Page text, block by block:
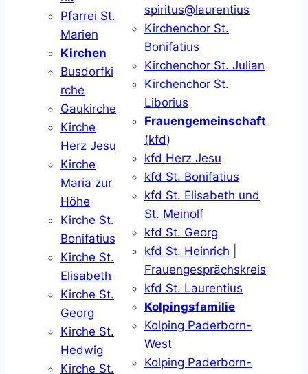
Pfarrei St.
Marien
Kirchen
Busdorfki
rche
Gaukirche
Kirche
Herz Jesu
Kirche
Maria zur
Höhe
Kirche St.
Bonifatius
Kirche St.
Elisabeth
Kirche St.
Georg
Kirche St.
Hedwig
Kirche St.
spiritus@laurentius
Kirchenchor St.
Bonifatius
Kirchenchor St. Julian
Kirchenchor St.
Liborius
Frauengemeinschaft
(kfd)
kfd Herz Jesu
kfd St. Bonifatius
kfd St. Elisabeth und
St. Meinolf
kfd St. Georg
kfd St. Heinrich
Frauengesprächskreis
kfd St. Laurentius
Kolpingsfamilie
Kolping Paderborn-
West
Kolping Paderborn-